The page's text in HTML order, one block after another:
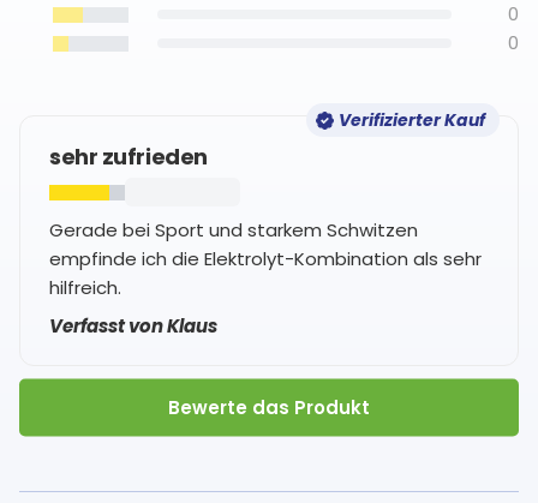
0
0
Verifizierter Kauf
sehr zufrieden
Gerade bei Sport und starkem Schwitzen
empfinde ich die Elektrolyt-Kombination als sehr
hilfreich.
Verfasst von Klaus
Bewerte das Produkt